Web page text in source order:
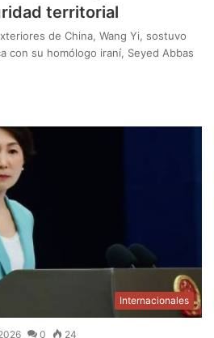
territorial
de China, Wang Yi, sostuvo
con su homólogo iraní, Seyed Abbas
Internacionales
0 24